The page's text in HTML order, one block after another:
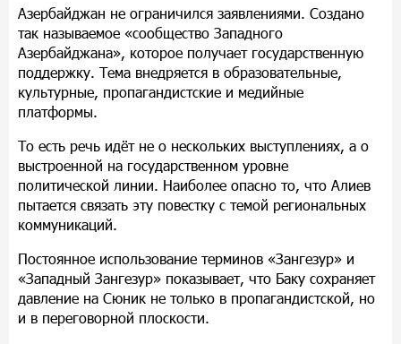
Азербайджан не ограничился заявлениями. Создано
так называемое «сообщество Западного
Азербайджана», которое получает государственную
поддержку. Тема внедряется в образовательные,
культурные, пропагандистские и медийные
платформы.
То есть речь идёт не о нескольких выступлениях, а о
выстроенной на государственном уровне
политической линии. Наиболее опасно то, что Алиев
пытается связать эту повестку с темой региональных
коммуникаций.
Постоянное использование терминов «Зангезур» и
«Западный Зангезур» показывает, что Баку сохраняет
давление на Сюник не только в пропагандистской, но
и в переговорной плоскости.